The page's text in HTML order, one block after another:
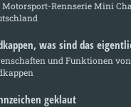
Motorsport-Rennserie Mini
was sind das
und Funktionen von
geklaut